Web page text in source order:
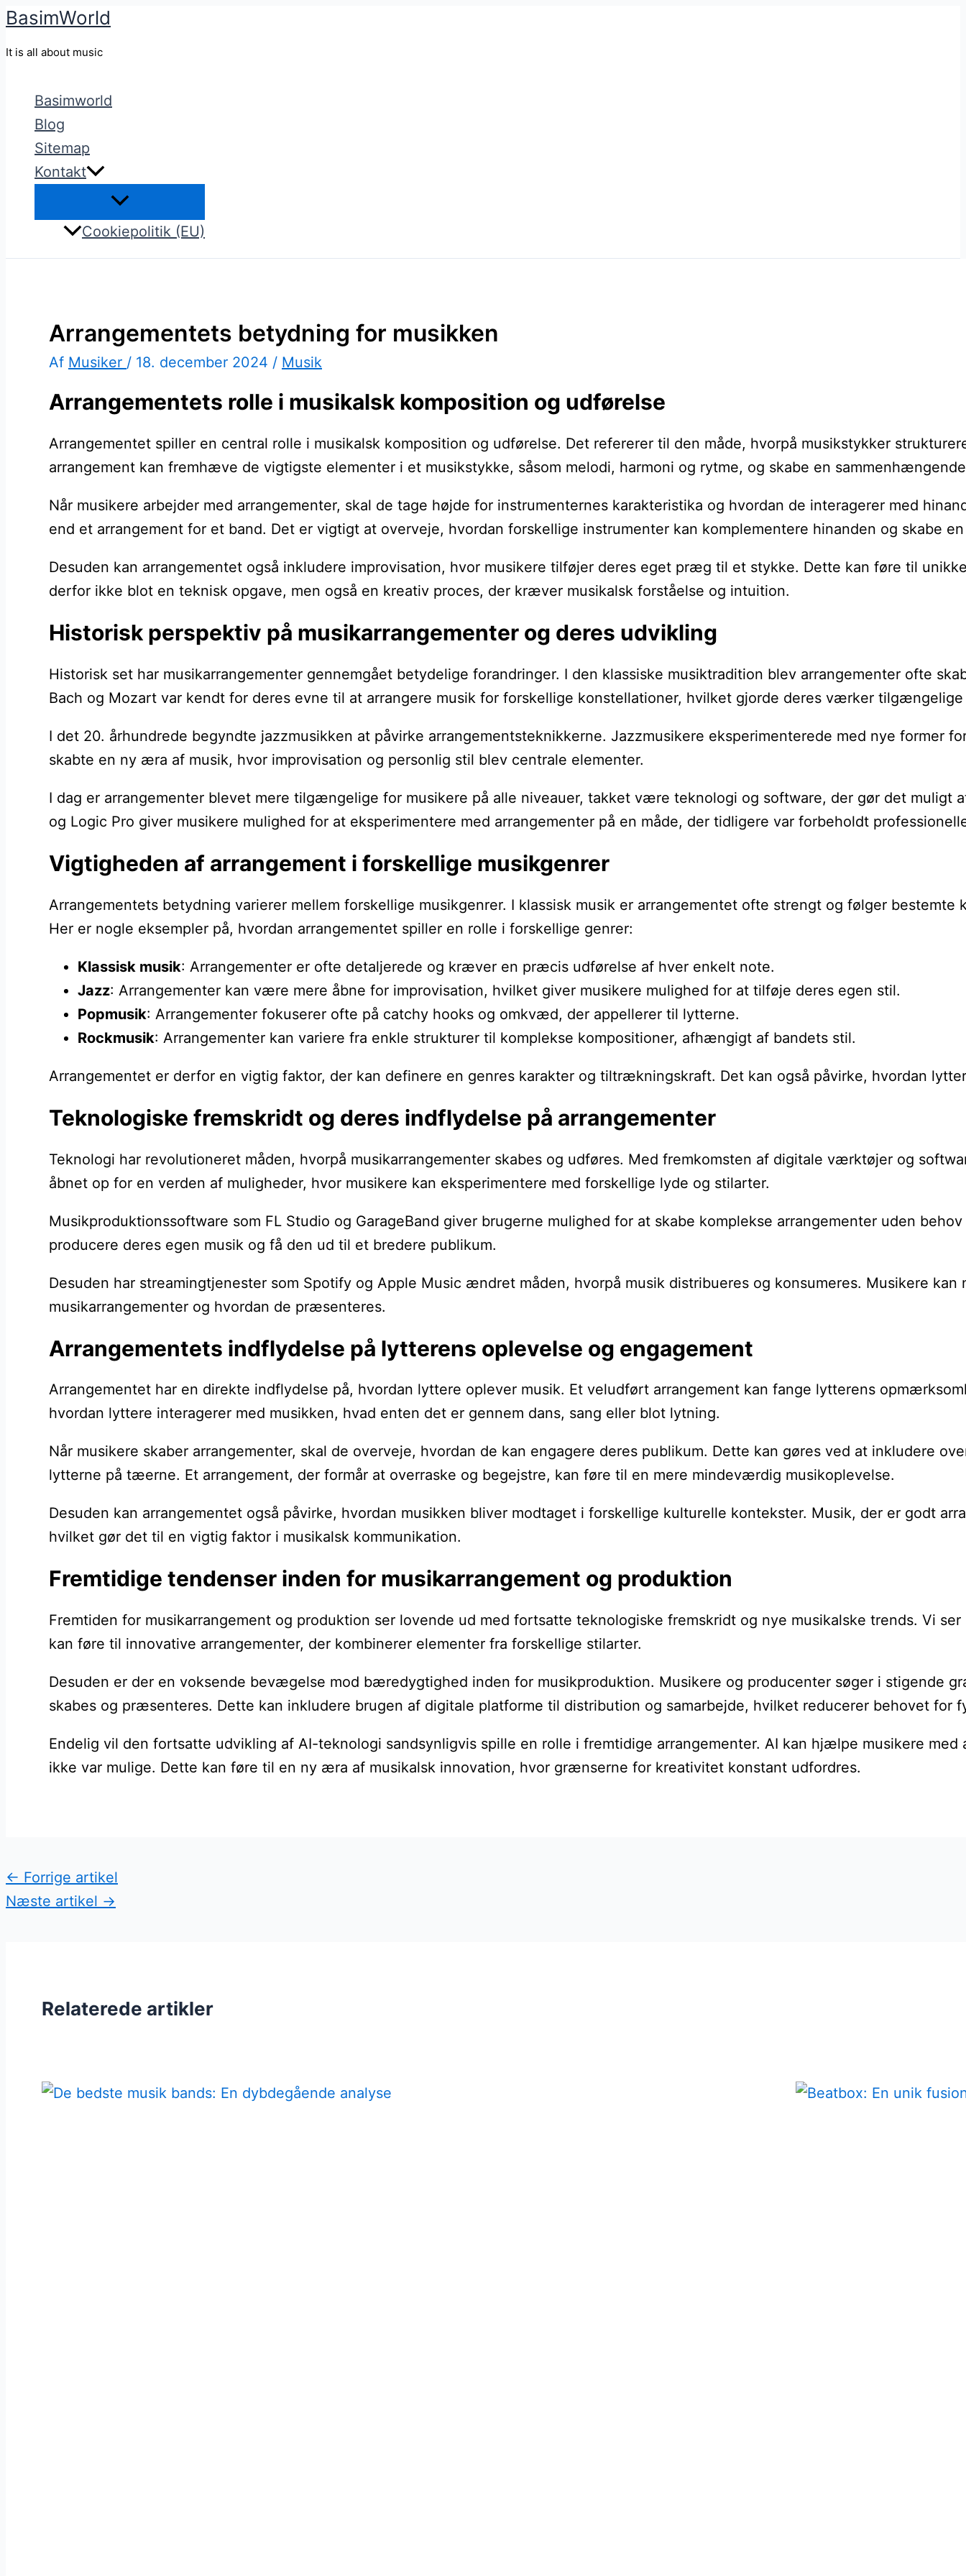
Gå
BasimWorld
It is all about music
Basimworld
Blog
Sitemap
Kontakt
Cookiepolitik (EU)
Arrangementets betydning for musikken
Af Musiker / 18. december 2024 / Musik
Arrangementets rolle i musikalsk komposition og udførelse
Arrangementet spiller en central rolle i musikalsk komposition og udførelse. Det refererer til den måde, hvorpå musikstykker
arrangement kan fremhæve de vigtigste elementer i et musikstykke, såsom melodi, harmoni og rytme, og skabe en
Når musikere arbejder med arrangementer, skal de tage højde for instrumenternes karakteristika og hvordan de interagerer med
end et arrangement for et band. Det er vigtigt at overveje, hvordan forskellige instrumenter kan komplementere hinanden og skabe
Desuden kan arrangementet også inkludere improvisation, hvor musikere tilføjer deres eget præg til et stykke. Dette kan føre til
derfor ikke blot en teknisk opgave, men også en kreativ proces, der kræver musikalsk forståelse og intuition.
Historisk perspektiv på musikarrangementer og deres udvikling
Historisk set har musikarrangementer gennemgået betydelige forandringer. I den klassiske musiktradition blev arrangementer ofte
Bach og Mozart var kendt for deres evne til at arrangere musik for forskellige konstellationer, hvilket gjorde deres værker
I det 20. århundrede begyndte jazzmusikken at påvirke arrangementsteknikkerne. Jazzmusikere eksperimenterede med nye former
skabte en ny æra af musik, hvor improvisation og personlig stil blev centrale elementer.
I dag er arrangementer blevet mere tilgængelige for musikere på alle niveauer, takket være teknologi og software, der gør det muligt
og Logic Pro giver musikere mulighed for at eksperimentere med arrangementer på en måde, der tidligere var forbeholdt
Vigtigheden af arrangement i forskellige musikgenrer
Arrangementets betydning varierer mellem forskellige musikgenrer. I klassisk musik er arrangementet ofte strengt og følger
Her er nogle eksempler på, hvordan arrangementet spiller en rolle i forskellige genrer:
Klassisk musik: Arrangementer er ofte detaljerede og kræver en præcis udførelse af hver enkelt note.
Jazz: Arrangementer kan være mere åbne for improvisation, hvilket giver musikere mulighed for at tilføje deres egen stil.
Popmusik: Arrangementer fokuserer ofte på catchy hooks og omkvæd, der appellerer til lytterne.
Rockmusik: Arrangementer kan variere fra enkle strukturer til komplekse kompositioner, afhængigt af bandets stil.
Arrangementet er derfor en vigtig faktor, der kan definere en genres karakter og tiltrækningskraft. Det kan også påvirke, hvordan
Teknologiske fremskridt og deres indflydelse på arrangementer
Teknologi har revolutioneret måden, hvorpå musikarrangementer skabes og udføres. Med fremkomsten af digitale værktøjer og
åbnet op for en verden af muligheder, hvor musikere kan eksperimentere med forskellige lyde og stilarter.
Musikproduktionssoftware som FL Studio og GarageBand giver brugerne mulighed for at skabe komplekse arrangementer uden
producere deres egen musik og få den ud til et bredere publikum.
Desuden har streamingtjenester som Spotify og Apple Music ændret måden, hvorpå musik distribueres og konsumeres. Musikere
musikarrangementer og hvordan de præsenteres.
Arrangementets indflydelse på lytterens oplevelse og engagement
Arrangementet har en direkte indflydelse på, hvordan lyttere oplever musik. Et veludført arrangement kan fange lytterens
hvordan lyttere interagerer med musikken, hvad enten det er gennem dans, sang eller blot lytning.
Når musikere skaber arrangementer, skal de overveje, hvordan de kan engagere deres publikum. Dette kan gøres ved at inkludere
lytterne på tæerne. Et arrangement, der formår at overraske og begejstre, kan føre til en mere mindeværdig musikoplevelse.
Desuden kan arrangementet også påvirke, hvordan musikken bliver modtaget i forskellige kulturelle kontekster. Musik, der er godt
hvilket gør det til en vigtig faktor i musikalsk kommunikation.
Fremtidige tendenser inden for musikarrangement og produktion
Fremtiden for musikarrangement og produktion ser lovende ud med fortsatte teknologiske fremskridt og nye musikalske trends. Vi
kan føre til innovative arrangementer, der kombinerer elementer fra forskellige stilarter.
Desuden er der en voksende bevægelse mod bæredygtighed inden for musikproduktion. Musikere og producenter søger i stigende
skabes og præsenteres. Dette kan inkludere brugen af digitale platforme til distribution og samarbejde, hvilket reducerer behovet for
Endelig vil den fortsatte udvikling af AI-teknologi sandsynligvis spille en rolle i fremtidige arrangementer. AI kan hjælpe musikere
ikke var mulige. Dette kan føre til en ny æra af musikalsk innovation, hvor grænserne for kreativitet konstant udfordres.
← Forrige artikel
Næste artikel →
Relaterede artikler